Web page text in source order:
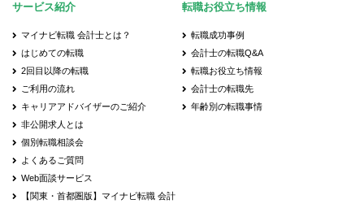
サービス紹介
マイナビ転職 会計士とは？
はじめての転職
2回目以降の転職
ご利用の流れ
キャリアアドバイザーのご紹介
非公開求人とは
個別転職相談会
よくあるご質問
Web面談サービス
【関東・首都圏版】マイナビ転職 会計
転職お役立ち情報
転職成功事例
会計士の転職Q&A
転職お役立ち情報
会計士の転職先
年齢別の転職事情